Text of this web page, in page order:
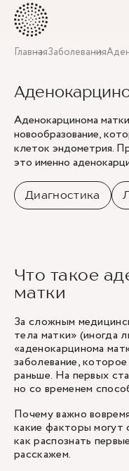
ГлавнаяЗаболевания
Аденокарцинома
новообразование,
клеток эндометрия.
это именно
Диагностика
Что такое
матки
За сложным
тела матки» (иногда
«аденокарцинома
заболевание,
раньше. На первых
но со временем
Почему важно
какие факторы могут
как распознать
расскажем.